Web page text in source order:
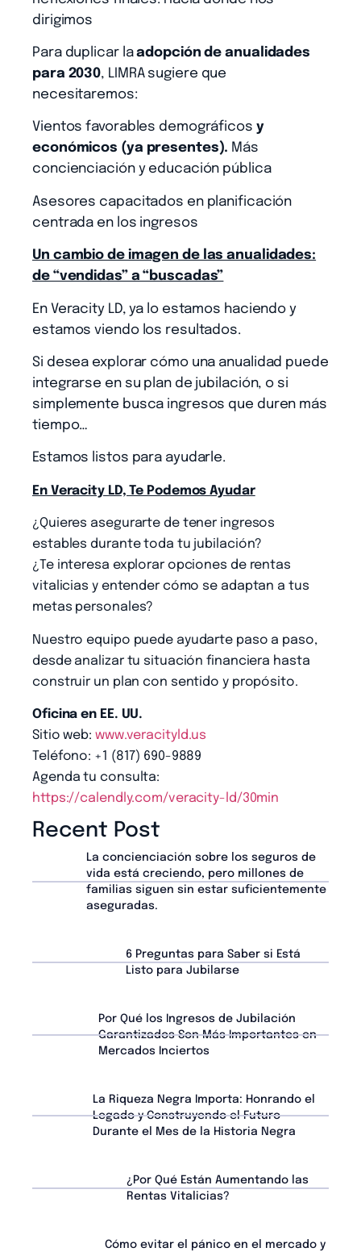
Recent Post
La concienciación sobre los seguros de
vida está creciendo, pero millones de
familias siguen sin estar suficientemente
aseguradas.
6 Preguntas para Saber si Está
Listo para Jubilarse
Por Qué los Ingresos de Jubilación
Garantizados Son Más Importantes en
Mercados Inciertos
La Riqueza Negra Importa: Honrando el
Legado y Construyendo el Futuro
Durante el Mes de la Historia Negra
¿Por Qué Están Aumentando las
Rentas Vitalicias?
Cómo evitar el pánico en el mercado y
dirigimos
Para duplicar laadopción de anualidades
para 2030, LIMRA sugiere que
necesitaremos:
Vientos favorables demográficos y
económicos (ya presentes). Más
concienciación y educación pública
Asesores capacitados en planificación
centrada en los ingresos
Un cambio de imagen de las anualidades:
de “vendidas” a “buscadas”
En Veracity LD, ya lo estamos haciendo y
estamos viendo los resultados.
Si desea explorar cómo una anualidad puede
integrarse en su plan de jubilación, o si
simplemente busca ingresos que duren más
tiempo…
Estamos listos para ayudarle.
En Veracity LD, Te Podemos Ayudar
¿Quieres asegurarte de tener ingresos
estables durante toda tu jubilación?
¿Te interesa explorar opciones de rentas
vitalicias y entender cómo se adaptan a tus
metas personales?
Nuestro equipo puede ayudarte paso a paso,
desde analizar tu situación financiera hasta
construir un plan con sentido y propósito.
Oficina en EE. UU.
Sitio web: www.veracityld.us
Teléfono: +1 (817) 690-9889
Agenda tu consulta:
https://calendly.com/veracity-ld/30min